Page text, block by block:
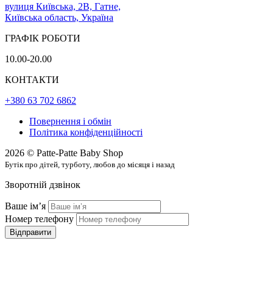
вулиця Київська, 2В, Гатне,
Київська область, Україна
ГРАФІК РОБОТИ
10.00-20.00
КОНТАКТИ
+380 63 702 6862
Повернення і обмін
Політика конфіденційності
2026 © Patte-Patte Baby Shop
Бутік про дітей, турботу, любов до місяця і назад
Зворотній дзвінок
Ваше імʼя
Номер телефону
Відправити